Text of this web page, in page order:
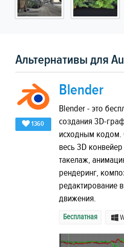
Альтернативы для
1360
Blender
Blender - это
создания 3D-
исходным
весь 3D
такелаж,
рендеринг,
редактирование
движения.
Бесплатная